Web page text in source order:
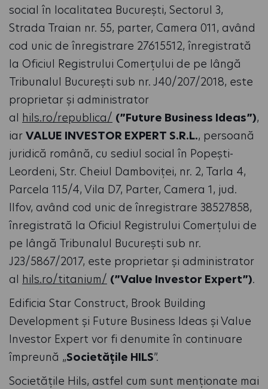
social în localitatea București, Sectorul 3,
Strada Traian nr. 55, parter, Camera 011, având
cod unic de înregistrare 27615512, înregistrată
la Oficiul Registrului Comerțului de pe lângă
Tribunalul București sub nr. J40/207/2018, este
proprietar și administrator
al hils.ro/republica/ (”Future Business Ideas”),
iar VALUE INVESTOR EXPERT S.R.L., persoană
juridică română, cu sediul social în Popești-
Leordeni, Str. Cheiul Damboviței, nr. 2, Tarla 4,
Parcela 115/4, Vila D7, Parter, Camera 1, jud.
Ilfov, având cod unic de înregistrare 38527858,
înregistrată la Oficiul Registrului Comerțului de
pe lângă Tribunalul București sub nr.
J23/5867/2017, este proprietar și administrator
al hils.ro/titanium/ (”Value Investor Expert”).
Edificia Star Construct, Brook Building
Development și Future Business Ideas și Value
Investor Expert vor fi denumite în continuare
împreună „Societățile HILS”.
Societățile Hils, astfel cum sunt menționate mai